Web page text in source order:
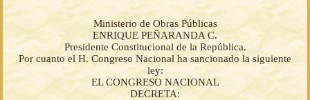
Ministerio de Obras Públicas
ENRIQUE PEÑARANDA C.
Presidente Constitucional de la República.
Por cuanto el H. Congreso Nacional ha sancionado la siguiente
ley:
EL CONGRESO NACIONAL
DECRETA: